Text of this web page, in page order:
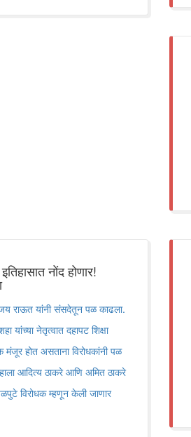
नोंद होणार!
राऊत यांनी संसदेतून पळ काढला.
यांच्या नेतृत्वात दहापट शिक्षा
होत असताना विरोधकांनी पळ
आदित्य ठाकरे आणि अमित ठाकरे
विरोधक म्हणून केली जाणार